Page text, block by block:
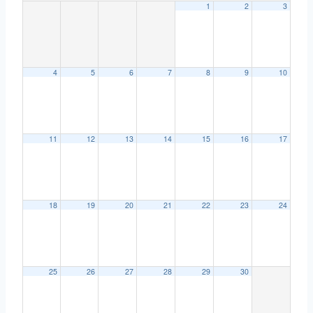
p
r
a
1 2 3
4 5 6 7 8 9 10
11 12 13 14 15 16 17
18 19 20 21 22 23 24
25 26 27 28 29 30